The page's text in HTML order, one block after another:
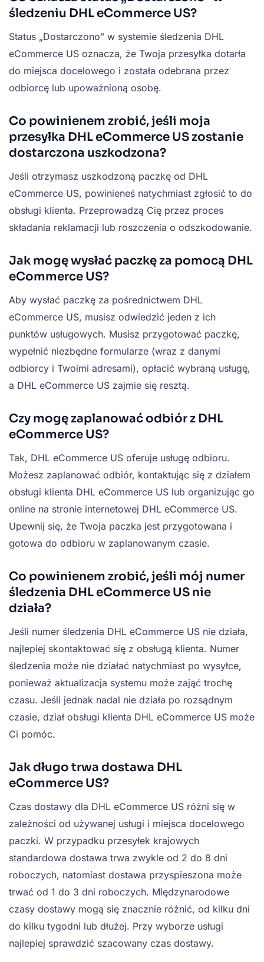
śledzeniu DHL eCommerce US?
Status „Dostarczono” w systemie śledzenia DHL
eCommerce US oznacza, że Twoja przesyłka dotarła
do miejsca docelowego i została odebrana przez
odbiorcę lub upoważnioną osobę.
Co powinienem zrobić, jeśli moja
przesyłka DHL eCommerce US zostanie
dostarczona uszkodzona?
Jeśli otrzymasz uszkodzoną paczkę od DHL
eCommerce US, powinieneś natychmiast zgłosić to do
obsługi klienta. Przeprowadzą Cię przez proces
składania reklamacji lub roszczenia o odszkodowanie.
Jak mogę wysłać paczkę za pomocą DHL
eCommerce US?
Aby wysłać paczkę za pośrednictwem DHL
eCommerce US, musisz odwiedzić jeden z ich
punktów usługowych. Musisz przygotować paczkę,
wypełnić niezbędne formularze (wraz z danymi
odbiorcy i Twoimi adresami), opłacić wybraną usługę,
a DHL eCommerce US zajmie się resztą.
Czy mogę zaplanować odbiór z DHL
eCommerce US?
Tak, DHL eCommerce US oferuje usługę odbioru.
Możesz zaplanować odbiór, kontaktując się z działem
obsługi klienta DHL eCommerce US lub organizując go
online na stronie internetowej DHL eCommerce US.
Upewnij się, że Twoja paczka jest przygotowana i
gotowa do odbioru w zaplanowanym czasie.
Co powinienem zrobić, jeśli mój numer
śledzenia DHL eCommerce US nie
działa?
Jeśli numer śledzenia DHL eCommerce US nie działa,
najlepiej skontaktować się z obsługą klienta. Numer
śledzenia może nie działać natychmiast po wysyłce,
ponieważ aktualizacja systemu może zająć trochę
czasu. Jeśli jednak nadal nie działa po rozsądnym
czasie, dział obsługi klienta DHL eCommerce US może
Ci pomóc.
Jak długo trwa dostawa DHL
eCommerce US?
Czas dostawy dla DHL eCommerce US różni się w
zależności od używanej usługi i miejsca docelowego
paczki. W przypadku przesyłek krajowych
standardowa dostawa trwa zwykle od 2 do 8 dni
roboczych, natomiast dostawa przyspieszona może
trwać od 1 do 3 dni roboczych. Międzynarodowe
czasy dostawy mogą się znacznie różnić, od kilku dni
do kilku tygodni lub dłużej. Przy wyborze usługi
najlepiej sprawdzić szacowany czas dostawy.